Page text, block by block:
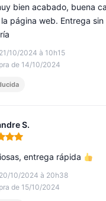
10/2024 à 10h15
de 14/10/2024
bien acabado, buena
página web. Entrega
S.
de 5
10/2024 à 20h38
de 15/10/2024
entrega rápida